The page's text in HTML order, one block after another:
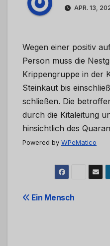
APR. 13,
Wegen einer positiv
Person muss die
Krippengruppe in der
Steinkaut bis
schließen. Die
durch die Kitaleitung
hinsichtlich des
Powered by WPeMatico
Beitrags-
Ein Mensch